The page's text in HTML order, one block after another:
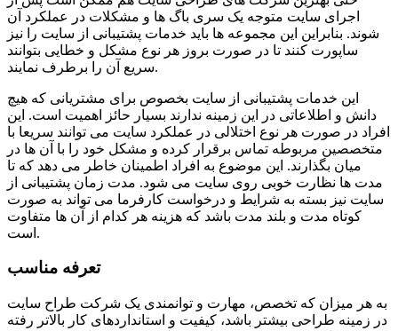
اجرای سایت متوجه یک سری باگ ها و مشکلات در عملکرد آن
شوند. بنابراین این مجموعه ها باید خدمات پشتیبانی از سایت را نیز
ساپورت کنند تا در صورت بروز هر نوع مشکل و خطایی بتوانند
سریع آن را برطرف نمایند.
این خدمات پشتیبانی از سایت بخصوص برای مشتریانی که هیچ
دانش و اطلاعاتی در این زمینه ندارند بسیار حائز اهمیت است. این
افراد در صورت هر نوع اختلالی در عملکرد سایت می توانند سریعا با
متخصصین مربوطه تماس برقرار کرده و مشکل خود را با آن ها در
میان بگذارند. این موضوع به افراد اطمینان خاطر می دهد که تا
مدت ها نظارت خوبی روی سایت می شود. مدت زمان پشتیبانی از
سایت نیز بسته به شرایط و درخواست کارفرما می تواند به صورت
کوتاه مدت و بلند مدت باشد که هزینه هر کدام از آن ها متفاوت
است.
تعرفه مناسب
به هر میزان که تخصص، مهارت و توانمندی یک شرکت طراح سایت
در زمینه طراحی بیشتر باشد، کیفیت و استانداردهای کار بالاتر رفته